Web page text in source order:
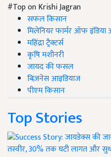
#Top on Krishi Jagran
सफल किसान
मिलेनियर फार्मर ऑफ इंडिया
महिंद्रा ट्रैक्टर्स
कृषि मशीनरी
जायद की फसल
बिज़नेस आइडियाज
पीएम किसान
Top Stories